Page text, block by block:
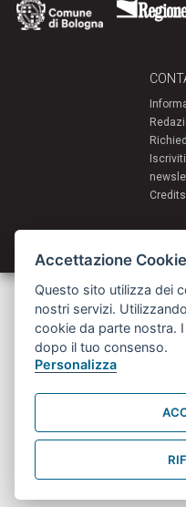
Credits
Servizi per i giovani - Scambi e
Comune di Bologna | Piazza
giovani@comune.bologna.it
Accettazione
Questo sito utilizza dei
nostri servizi.
cookie da parte nostra.
dopo il tuo consenso.
Personalizza